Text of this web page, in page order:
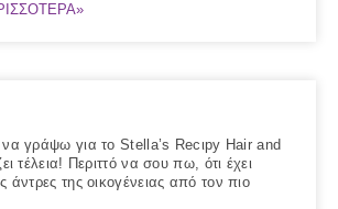
γράψω για το Stella’s Recιpy Hair and
τέλεια! Περιττό να σου πω, ότι έχει
άντρες της οικογένειας από τον πιο